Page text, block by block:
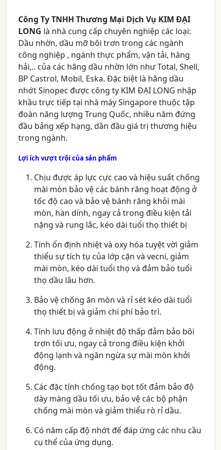
Công Ty TNHH Thương Mại Dịch Vụ KIM ĐẠI
LONG là nhà cung cấp chuyên nghiệp các loại:
Dầu nhờn, dầu mỡ bôi trơn trong các ngành
công nghiệp , ngành thực phẩm, vận tải, hàng
hải,.. của các hãng dầu nhờn lớn như Total, Shell,
BP Castrol, Mobil, Eska. Đặc biệt là hãng dầu
nhớt Sinopec được công ty KIM ĐẠI LONG nhập
khầu trực tiếp tại nhà máy Singapore thuộc tập
đoàn năng lượng Trung Quốc, nhiều năm đứng
đầu bảng xếp hạng, dần đầu giá trị thương hiệu
trong ngành.
Lợi ích vượt trội của sản phẩm
Chịu được áp lực cực cao và hiệu suất chống
mài mòn bảo vệ các bánh răng hoạt động ở
tốc độ cao và bảo vệ bánh răng khỏi mài
mòn, hàn dính, ngay cả trong điều kiện tải
nặng và rung lắc, kéo dài tuổi thọ thiết bị
Tính ổn định nhiệt và oxy hóa tuyệt vời giảm
thiểu sự tích tụ của lớp cặn và vecni, giảm
mài mòn, kéo dài tuổi thọ và đảm bảo tuổi
thọ dầu lâu hơn.
Bảo vệ chống ăn mòn và rỉ sét kéo dài tuổi
thọ thiết bị và giảm chi phí bảo trì.
Tính lưu động ở nhiệt độ thấp đảm bảo bôi
trơn tối ưu, ngay cả trong điều kiện khởi
động lạnh và ngăn ngừa sự mài mòn khởi
động.
Các đặc tính chống tạo bọt tốt đảm bảo độ
dày màng dầu tối ưu, bảo vệ các bộ phận
chống mài mòn và giảm thiểu rò rỉ dầu.
Có năm cấp độ nhớt để đáp ứng các nhu cầu
cụ thể của ứng dụng.